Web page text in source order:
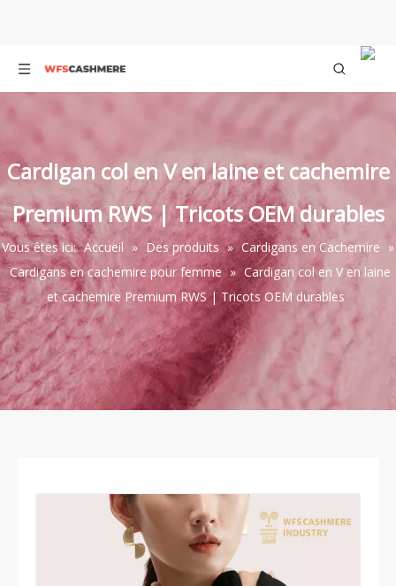
Cardigan col en V en laine et cachemire
Premium RWS | Tricots OEM durables
Vous êtes ici: Accueil » Des produits » Cardigans en Cachemire »
Cardigans en cachemire pour femme » Cardigan col en V en laine
et cachemire Premium RWS | Tricots OEM durables